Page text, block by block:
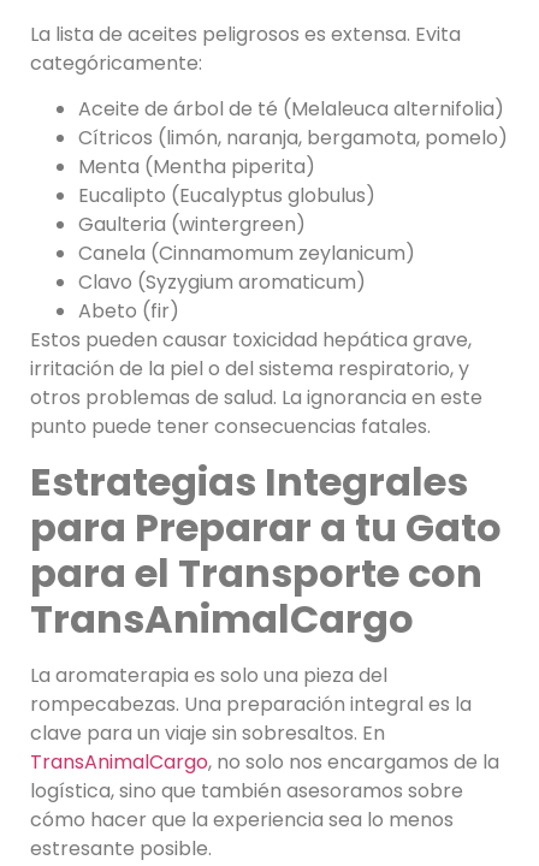
La lista de aceites peligrosos es extensa. Evita
categóricamente:
Aceite de árbol de té (Melaleuca alternifolia)
Cítricos (limón, naranja, bergamota, pomelo)
Menta (Mentha piperita)
Eucalipto (Eucalyptus globulus)
Gaulteria (wintergreen)
Canela (Cinnamomum zeylanicum)
Clavo (Syzygium aromaticum)
Abeto (fir)
Estos pueden causar toxicidad hepática grave,
irritación de la piel o del sistema respiratorio, y
otros problemas de salud. La ignorancia en este
punto puede tener consecuencias fatales.
Estrategias Integrales
para Preparar a tu Gato
para el Transporte con
TransAnimalCargo
La aromaterapia es solo una pieza del
rompecabezas. Una preparación integral es la
clave para un viaje sin sobresaltos. En
TransAnimalCargo, no solo nos encargamos de la
logística, sino que también asesoramos sobre
cómo hacer que la experiencia sea lo menos
estresante posible.